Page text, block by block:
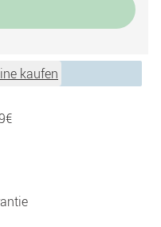
kaufen